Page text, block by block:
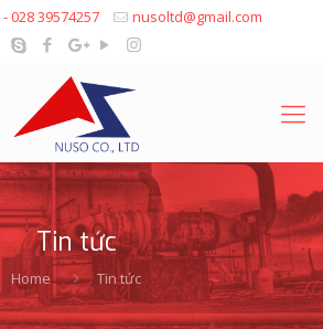
028 39574257 nusoltd@gmail.com
Tin tức
Home Tin tức